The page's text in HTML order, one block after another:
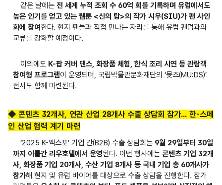
같은 날에는 전 세계 누적 조회 수 60억 회를 기록하며 유럽에서도
높은 인기를 얻고 있는 웹툰 <신의 탑>의 작가 시우(SIU)가 팬 사인
회에 참여한다. 현지 팬들과 직접 만나는 자리를 통해 유럽 팬덤과의
교류를 강화할 예정이다.
이외에도 K-팝 커버 댄스, 화장품 체험, 한식 조리 시연 등 관람객
참여형 프로그램이 운영되며, 국립박물관문화재단의 ‘뮷즈(MU:DS)’
전시도 함께 마련된다.
◆ 콘텐츠 32개사, 연관 산업 28개사 수출 상담회 참가... 한-스페
인 산업 협력 계기 마련
‘2025 K-엑스포’ 기업 간(B2B) 수출 상담회는 9월 29일부터 30일
까지 이틀간 리우호텔에서 운영된다. 이번 행사에는 콘텐츠 기업 32개
사, 화장품 기업 20개사, 수산 기업 8개사 등 국내 기업 총 60개사가
참가해 현지 및 유럽 바이어를 대상으로 수출 상담을 진행한다. 참가